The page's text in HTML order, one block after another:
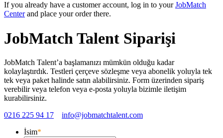
If you already have a customer account, log in to yourJobMatch
Centerand place your order there.
JobMatch Talent Siparişi
JobMatch Talent’a başlamanızı mümkün olduğu kadar
kolaylaştırdık. Testleri çerçeve sözleşme veya abonelik yoluyla tek
tek veya paket halinde satın alabilirsiniz. Form üzerinden sipariş
verebilir veya telefon veya e-posta yoluyla bizimle iletişim
kurabilirsiniz.
0216 225 94 17
info@jobmatchtalent.com
İsim*